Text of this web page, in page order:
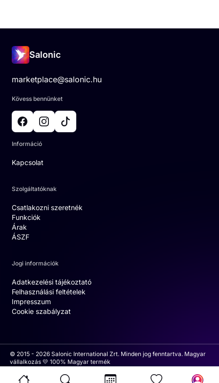
Salonic
marketplace@salonic.hu
Kövess bennünket
Információ
Kapcsolat
Szolgáltatóknak
Csatlakozni szeretnék
Funkciók
Árak
ÁSZF
Jogi információk
Adatkezelési tájékoztató
Felhasználási feltételek
Impresszum
Cookie szabályzat
© 2015 - 2026 Salonic International Zrt. Minden jog fenntartva. Magyar
vállalkozás 💛 100% Magyar termék